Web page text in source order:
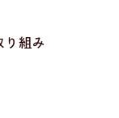
り組み